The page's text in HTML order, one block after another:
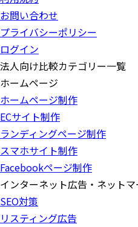
お問い合わせ
プライバシーポリシー
ログイン
法人向け比較カテゴリー一覧
ホームページ
ホームページ制作
ECサイト制作
ランディングページ制作
スマホサイト制作
Facebookページ制作
インターネット広告・ネット
SEO対策
リスティング広告